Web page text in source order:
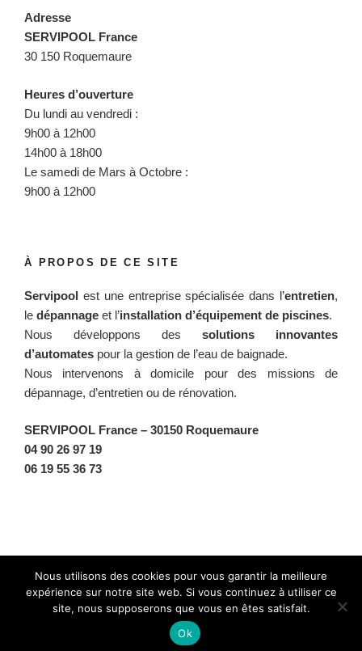
Adresse
SERVIPOOL France
30 150 Roquemaure
Heures d’ouverture
Du lundi au vendredi :
9h00 à 12h00
14h00 à 18h00
Le samedi de Mars à Octobre :
9h00 à 12h00
À PROPOS DE CE SITE
Servipool est une entreprise spécialisée dans l’entretien,
le dépannage et l’installation d’équipement de piscines.
Nous développons des solutions innovantes
d’automates pour la gestion de l’eau de baignade.
Nous intervenons à domicile pour des missions de
dépannage, d’entretien ou de rénovation.
SERVIPOOL France – 30150 Roquemaure
04 90 26 97 19
06 19 55 36 73
Fièrement propulsé par WordPress
Nous utilisons des cookies pour vous garantir la meilleure
expérience sur notre site web. Si vous continuez à utiliser ce
site, nous supposerons que vous en êtes satisfait.
Ok